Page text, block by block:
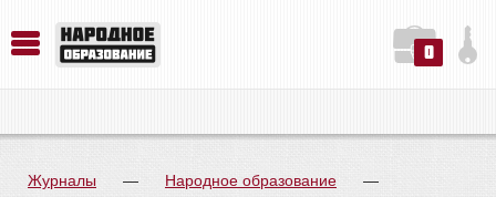
0
Журналы — Народное образование
—